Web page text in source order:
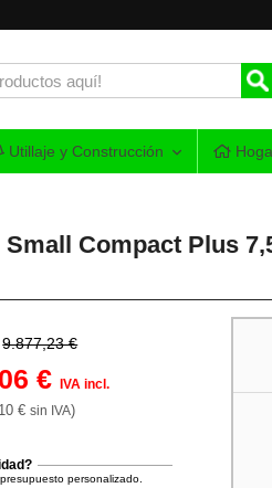
Utillaje y Construcción
Compact Plus
9.877,23 €
€ IVA incl.
€sin IVA)
personalizado.